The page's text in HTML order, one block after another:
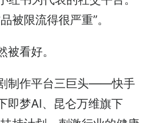
被限流得很严重”。
看好。
制作平台三巨头——快手
即梦AI、昆仑万维旗下